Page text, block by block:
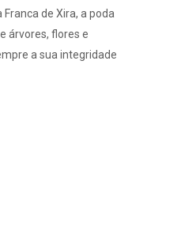
de Xira, a poda
árvores, flores e
a sua integridade